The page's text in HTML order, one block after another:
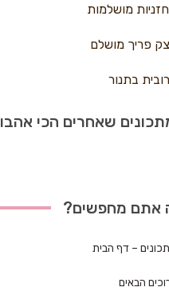
מושלמות
פריך מושלם
בתנור
שאחרים הכי אהבו
אתם מחפשים?
– דף הבית
הבאים